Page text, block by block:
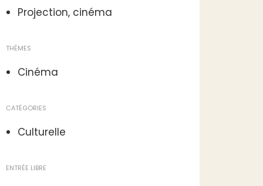
Projection, cinéma
THÈMES
Cinéma
CATÉGORIES
Culturelle
ENTRÉE LIBRE